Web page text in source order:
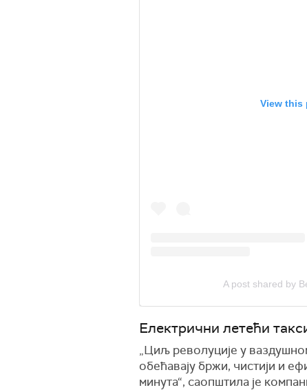
View this
A post shared by
Електрични летећи
„Циљ револуције у
обећавају бржи, чистији и
минута“, саопштила је